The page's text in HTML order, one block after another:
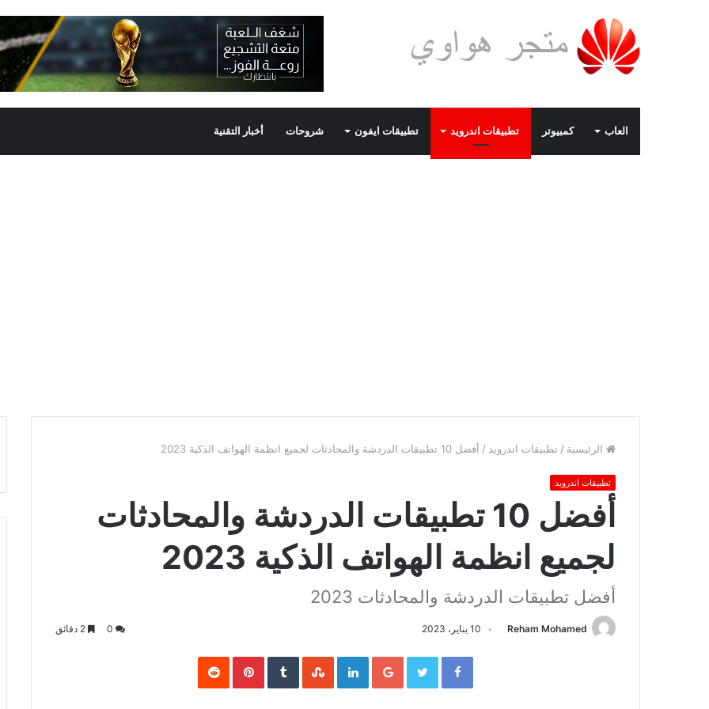
العاب كمبيوتر تطبيقات اندرويد تطبيقات ايفون شروحات أخبار التقنية
الرئيسية / تطبيقات اندرويد / أفضل 10 تطبيقات الدردشة والمحادثات لجميع انظمة الهواتف الذكية 2023
تطبيقات اندرويد
أفضل 10 تطبيقات الدردشة والمحادثات
لجميع انظمة الهواتف الذكية 2023
أفضل تطبيقات الدردشة والمحادثات 2023
Reham Mohamed 10 يناير، 2023
Facebook
Twitter
Google+
LinkedIn
Pinterest